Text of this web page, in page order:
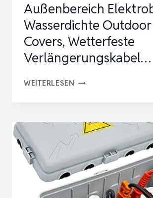
Außenbereich
Wasserdichte
Covers, Wetterfeste
Verlängerungskabel…
WEITERLESEN AUSSENBEREICH E
UTDOOR O
OVERS, W
ETTERFESTE V